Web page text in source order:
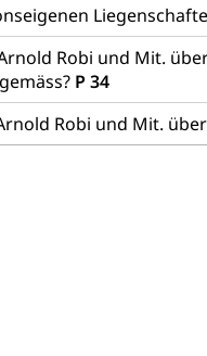
Robi und Mit.
P 34
Robi und Mit.
KESB